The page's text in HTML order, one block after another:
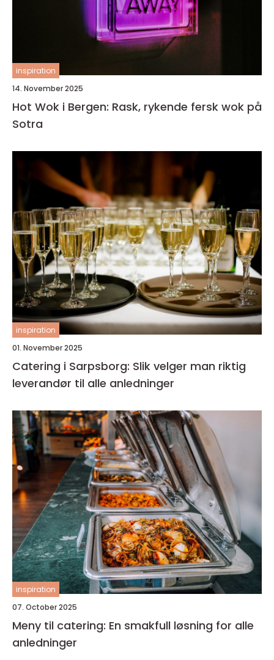
inspiration
14. November 2025
Hot Wok i Bergen: Rask, rykende fersk wok på
Sotra
inspiration
01. November 2025
Catering i Sarpsborg: Slik velger man riktig
leverandør til alle anledninger
inspiration
07. October 2025
Meny til catering: En smakfull løsning for alle
anledninger